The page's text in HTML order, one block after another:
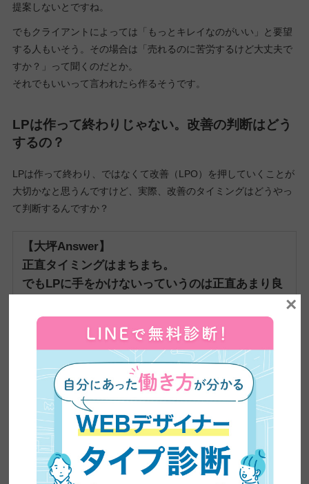
提案しないとですね。
でもクライアントによっては「もっとキレイなのがいい」と要望
する人もいそう。その場合は「売れるのに苦労するけど大丈夫で
すか？」って聞くのだとか。
それでもいいって言われたら作るそうです。
LPは作って終わりじゃない。改善の判断はどう
するの？
LPは作って終わり、ではなくて改善（LPO）を押していくことが
大切かなと思うんですけど、実際、改善のタイミングはどうやっ
て判断するんですか？
【大坪Answer】
正直タイミングはまちまち。
でもLPに手をかけないっていうのは正直あまり良
ね。
発想としては営業マンを雇ったかったんだか
ら成績が悪かった場合は育てるか配置交換するか
どっちか必要でしょ。
LP売れなかったからLP辞めますという発想はない
んだろうね。
だから改善する発想がない人もいる。
でもそれ
は、ダメな営業マン入れて、こいつは駄目だった
から営業雇うのはもうやめたって言ってると同じ
だからね。
×